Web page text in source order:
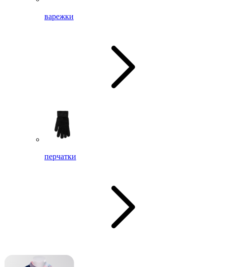
варежки
перчатки